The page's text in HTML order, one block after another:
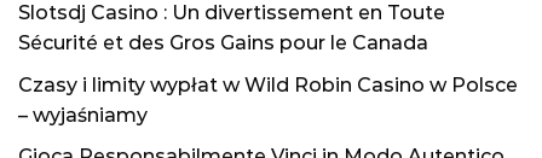
Slotsdj Casino : Un divertissement en Toute
Sécurité et des Gros Gains pour le Canada
Czasy i limity wypłat w Wild Robin Casino w Polsce
– wyjaśniamy